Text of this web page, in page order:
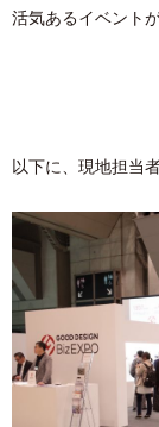
活気あるイベント
以下に、現地担当